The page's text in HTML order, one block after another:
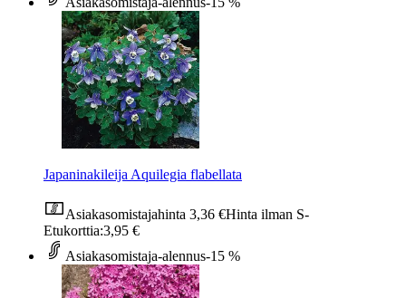
Japaninakileija Aquilegia flabellata
Asiakasomistajahinta 3,36 €Hinta ilman S-
Etukorttia:3,95 €
Asiakasomistaja-alennus-15 %